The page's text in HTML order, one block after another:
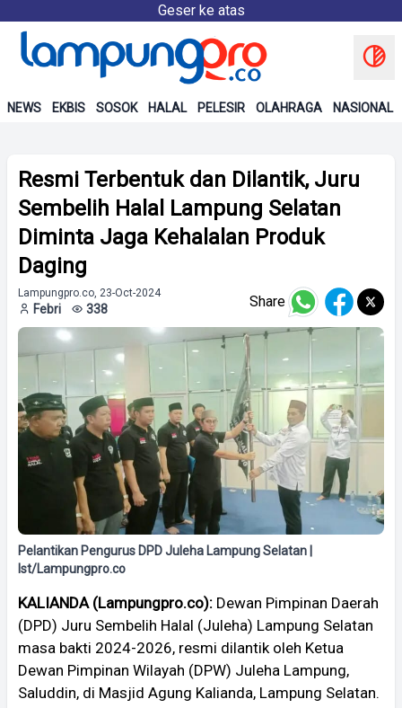
Geser ke atas
NEWS EKBIS SOSOK HALAL PELESIR OLAHRAGA NASIONAL
Resmi Terbentuk dan Dilantik, Juru
Sembelih Halal Lampung Selatan
Diminta Jaga Kehalalan Produk
Daging
Lampungpro.co, 23-Oct-2024
Febri 338 Share
Pelantikan Pengurus DPD Juleha Lampung Selatan |
Ist/Lampungpro.co
KALIANDA (Lampungpro.co): Dewan Pimpinan Daerah
(DPD) Juru Sembelih Halal (Juleha) Lampung Selatan
masa bakti 2024-2026, resmi dilantik oleh Ketua
Dewan Pimpinan Wilayah (DPW) Juleha Lampung,
Saluddin, di Masjid Agung Kalianda, Lampung Selatan.